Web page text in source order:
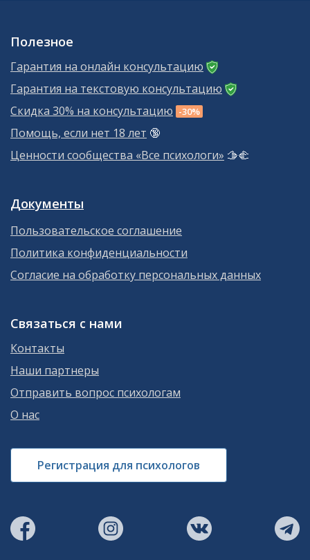
Полезное
Гарантия на онлайн консультацию
Гарантия на текстовую консультацию
Скидка 30% на консультацию -30%
Помощь, если нет 18 лет 🔞
Ценности сообщества «Все психологи» 🫱‍🫲
Документы
Пользовательское соглашение
Политика конфиденциальности
Согласие на обработку персональных данных
Связаться с нами
Контакты
Наши партнеры
Отправить вопрос психологам
О нас
Регистрация для психологов